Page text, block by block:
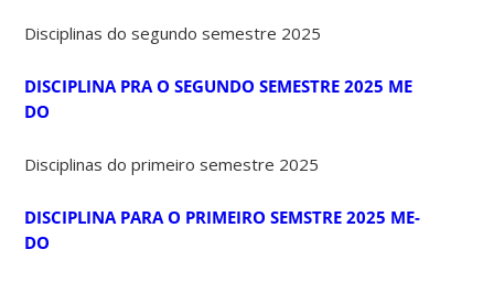
Disciplinas do segundo semestre 2025
DISCIPLINA PRA O SEGUNDO SEMESTRE 2025 ME
DO
Disciplinas do primeiro semestre 2025
DISCIPLINA PARA O PRIMEIRO SEMSTRE 2025 ME-
DO